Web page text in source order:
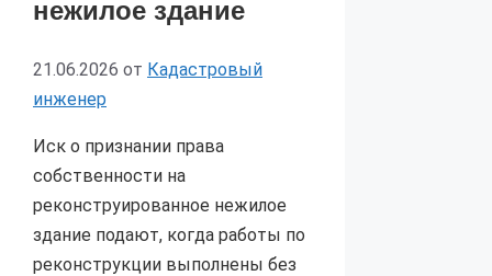
нежилое здание
21.06.2026 от Кадастровый
инженер
Иск о признании права
собственности на
реконструированное нежилое
здание подают, когда работы по
реконструкции выполнены без